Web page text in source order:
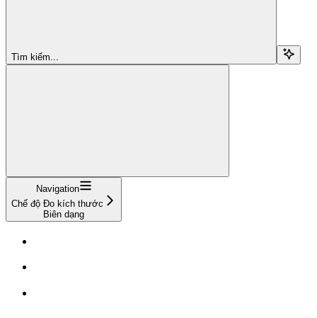
Tìm kiếm...
Navigation
Chế độ Đo kích thước
Biên dạng